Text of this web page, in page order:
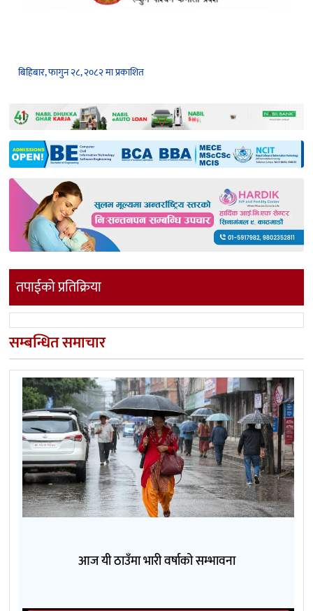
बिहिबार, फागुन २८, २०८२ मा प्रकाशित
तपाईको प्रतिक्रिया
सम्बन्धित समाचार
आज यी ठाउँमा भारी वर्षाको सम्भावना